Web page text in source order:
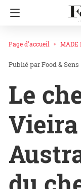
Page d'accueil MADE
Food & Sens
Le